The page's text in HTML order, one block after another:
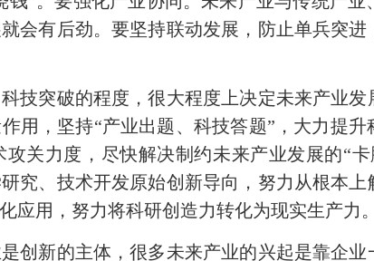
会有后劲。要坚持联动发展，防止单兵突
科技突破的程度，很大程度上决定未来产业
用，坚持“产业出题、科技答题”，大力提
关力度，尽快解决制约未来产业发展的“
究、技术开发原始创新导向，努力从根本
应用，努力将科研创造力转化为现实生产力。
创新的主体，很多未来产业的兴起是靠企